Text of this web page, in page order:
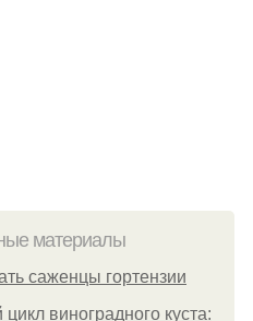
материалы
саженцы гортензии
виноградного куста: